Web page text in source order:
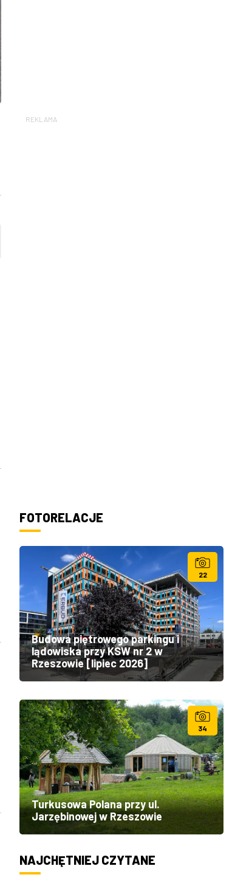
REKLAMA
FOTORELACJE
22
Budowa piętrowego parkingu i
lądowiska przy KSW nr 2 w
Rzeszowie [lipiec 2026]
34
Turkusowa Polana przy ul.
Jarzębinowej w Rzeszowie
NAJCHĘTNIEJ CZYTANE